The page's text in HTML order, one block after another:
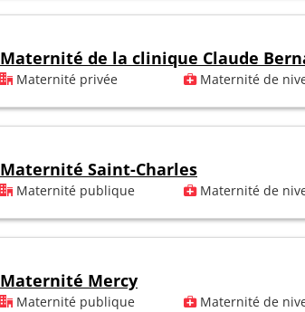
Maternité de la clinique Claude
Maternité privée Maternité de
Maternité Saint-Charles
Maternité publique Maternité de
Maternité Mercy
Maternité publique Maternité de